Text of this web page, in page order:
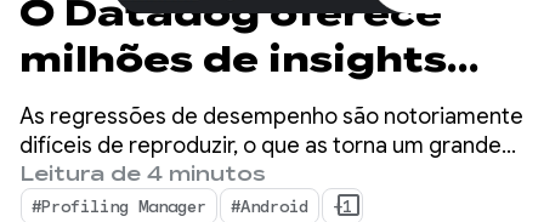
O Datadog oferece
milhões de insights
detalhados de
performance com o
ProfilingManager
As regressões de desempenho são notoriamente
difíceis de reproduzir, o que as torna um grande
gargalo para desenvolvedores de dispositivos
móveis.
Leitura de 4 minutos
#Profiling Manager #Android +1